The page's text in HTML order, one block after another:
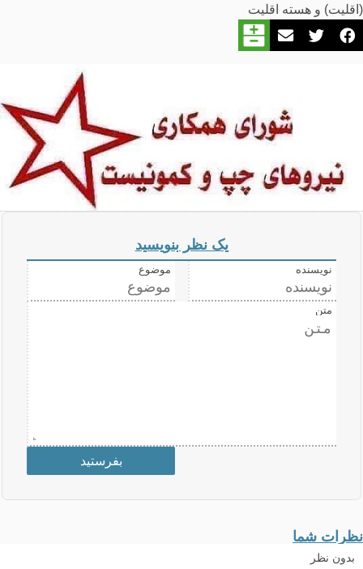
(اقلیت) و هسته اقلیت
یک نظر بنویسید
نویسنده موضوع
متن
نظرات شما
بدون نظر